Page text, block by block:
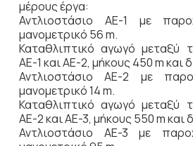
μέρους έργα:
Αντλιοστάσιο ΑΕ-1 με
μανομετρικό 56 m.
Καταθλιπτικό αγωγό μεταξύ
ΑΕ-1 και ΑΕ-2, μήκους 450 m και
Αντλιοστάσιο ΑΕ-2 με
μανομετρικό 14 m.
Καταθλιπτικό αγωγό μεταξύ
ΑΕ-2 και ΑΕ-3, μήκους 550 m και
Αντλιοστάσιο ΑΕ-3 με